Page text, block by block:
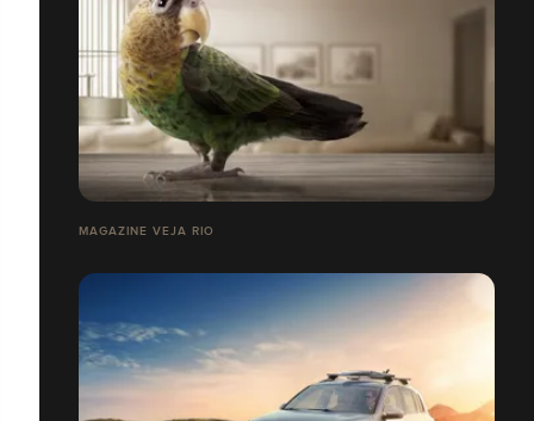
MAGAZINE VEJA RIO